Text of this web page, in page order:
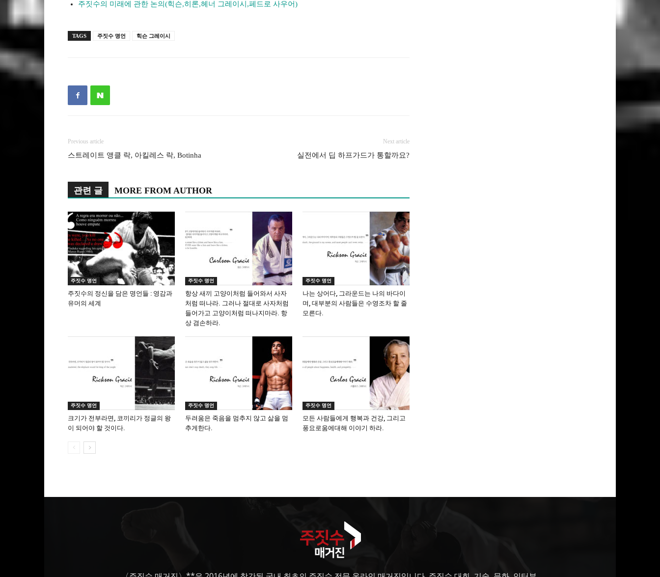
주짓수의 미래에 관한 논의(힉슨,히론,헤너 그레이시,페드로 사우어)
TAGS 주짓수 명언 힉슨 그레이시
Previous article
스트레이트 앵클 락, 아킬레스 락, Botinha
Next article
실전에서 딥 하프가드가 통할까요?
관련 글 MORE FROM AUTHOR
주짓수 명언
주짓수의 정신을 담은 명언들 : 영감과
유머의 세계
주짓수 명언
항상 새끼 고양이처럼 들어와서 사자
처럼 떠나라. 그러나 절대로 사자처럼
들어가고 고양이처럼 떠나지마라. 항
상 겸손하라.
주짓수 명언
나는 상어다, 그라운드는 나의 바다이
며, 대부분의 사람들은 수영조차 할 줄
모른다.
주짓수 명언
크기가 전부라면, 코끼리가 정글의 왕
이 되어야 할 것이다.
주짓수 명언
두려움은 죽음을 멈추지 않고 삶을 멈
추게한다.
주짓수 명언
모든 사람들에게 행복과 건강, 그리고
풍요로움에대해 이야기 하라.